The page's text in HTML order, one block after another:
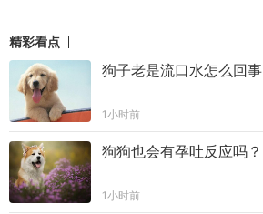
精彩看点
狗子老是流口水怎么回事
1小时前
狗狗也会有孕吐反应吗？
1小时前